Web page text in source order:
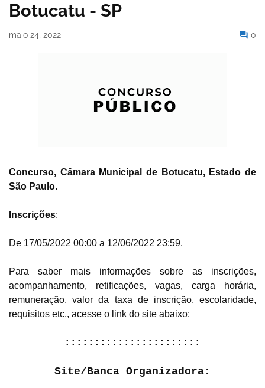
Botucatu - SP
maio 24, 2022 0
Concurso, Câmara Municipal de Botucatu, Estado de
São Paulo.
Inscrições:
De 17/05/2022 00:00 a 12/06/2022 23:59.
Para saber mais informações sobre as inscrições,
acompanhamento, retificações, vagas, carga horária,
remuneração, valor da taxa de inscrição, escolaridade,
requisitos etc., acesse o link do site abaixo:
:::::::::::::::::::::::
Site/Banca Organizadora: